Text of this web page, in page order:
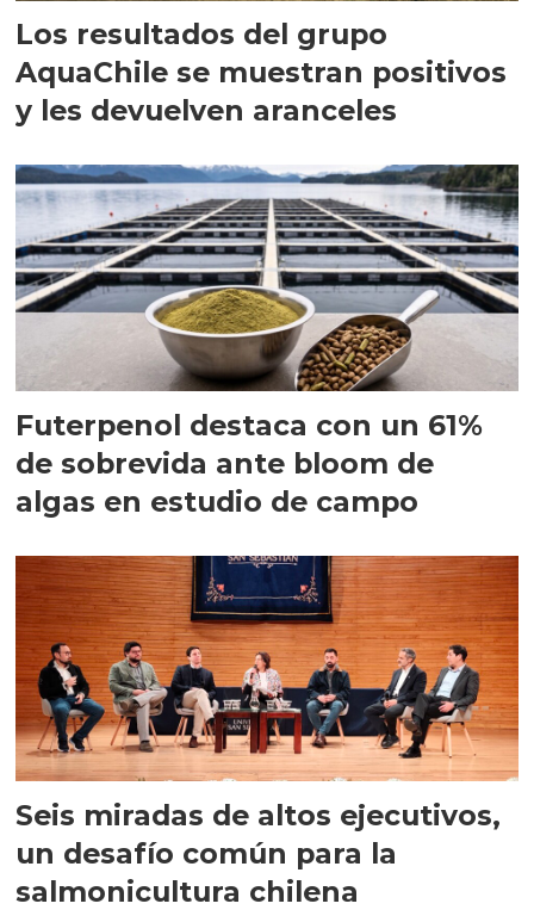
Los resultados del grupo
AquaChile se muestran positivos
y les devuelven aranceles
Futerpenol destaca con un 61%
de sobrevida ante bloom de
algas en estudio de campo
Seis miradas de altos ejecutivos,
un desafío común para la
salmonicultura chilena